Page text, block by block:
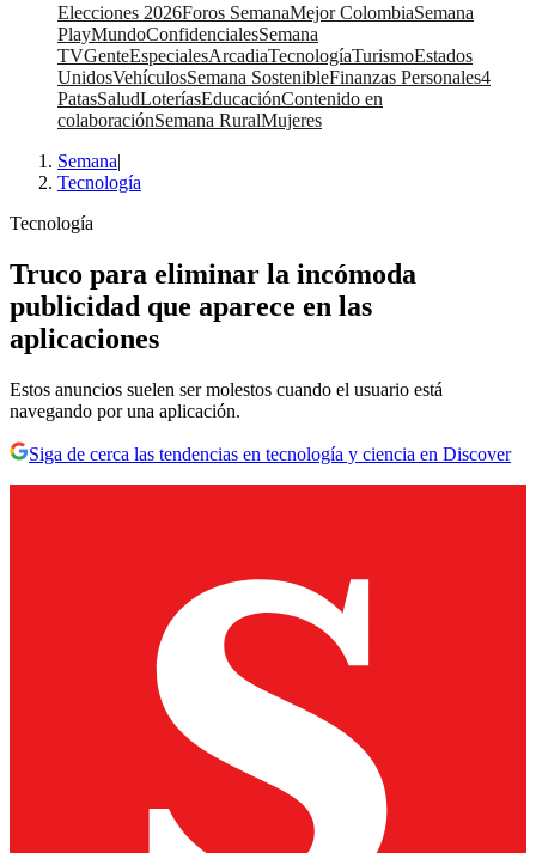
Elecciones 2026Foros SemanaMejor ColombiaSemana
PlayMundoConfidencialesSemana
TVGenteEspecialesArcadiaTecnologíaTurismoEstados
UnidosVehículosSemana SostenibleFinanzas Personales4
PatasSaludLoteríasEducaciónContenido en
colaboraciónSemana RuralMujeres
Semana|
Tecnología
Tecnología
Truco para eliminar la incómoda
publicidad que aparece en las
aplicaciones
Estos anuncios suelen ser molestos cuando el usuario está
navegando por una aplicación.
Siga de cerca las tendencias en tecnología y ciencia en Discover